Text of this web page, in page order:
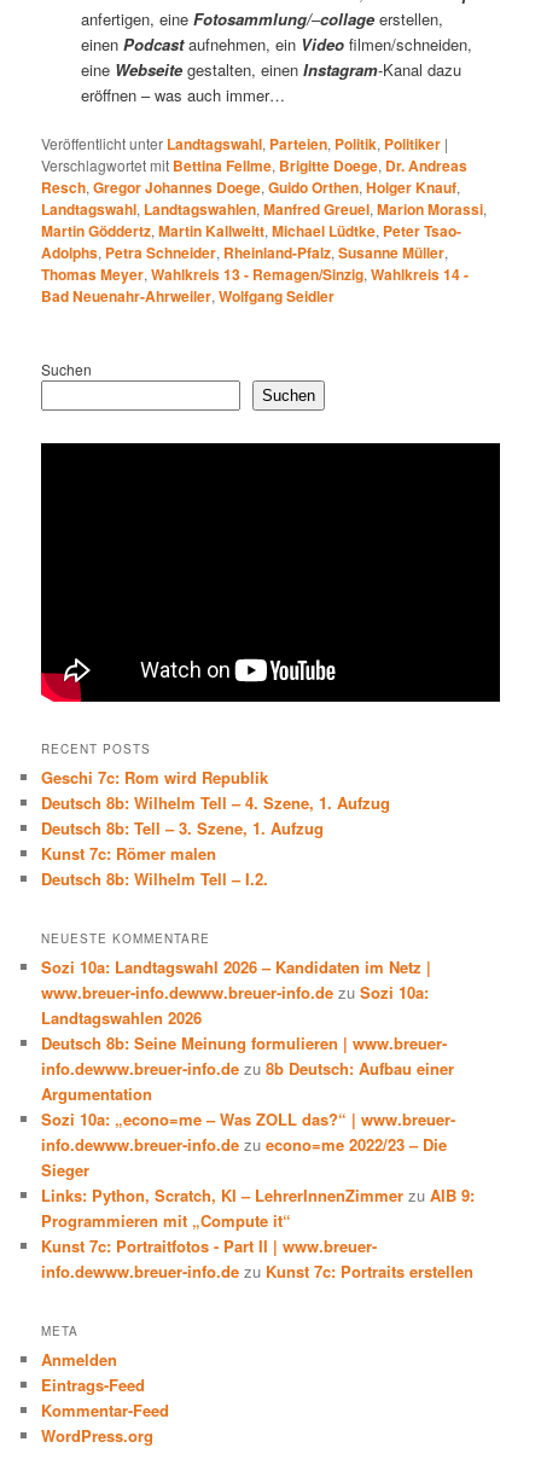
anfertigen, eine Fotosammlung/–collageerstellen,
einen Podcastaufnehmen, ein Videofilmen/schneiden,
eine Webseitegestalten, einen Instagram-Kanal dazu
eröffnen – was auch immer…
Veröffentlicht unter Landtagswahl, Parteien, Politik, Politiker |
Verschlagwortet mit Bettina Fellme, Brigitte Doege, Dr. Andreas
Resch,Gregor Johannes Doege,Guido Orthen,Holger Knauf,
Landtagswahl, Landtagswahlen,Manfred Greuel,Marion Morassi,
Martin Göddertz,Martin Kallweitt,Michael Lüdtke, Peter Tsao-
Adolphs, Petra Schneider, Rheinland-Pfalz,Susanne Müller,
Thomas Meyer,Wahlkreis 13 - Remagen/Sinzig,Wahlkreis 14 -
Bad Neuenahr-Ahrweiler,Wolfgang Seidler
Suchen
Suchen
RECENT POSTS
Geschi 7c: Rom wird Republik
Deutsch 8b: Wilhelm Tell – 4. Szene, 1. Aufzug
Deutsch 8b: Tell – 3. Szene, 1. Aufzug
Kunst 7c: Römer malen
Deutsch 8b: Wilhelm Tell – I.2.
NEUESTE KOMMENTARE
Sozi 10a: Landtagswahl 2026 – Kandidaten im Netz |
www.breuer-info.dewww.breuer-info.de zuSozi 10a:
Landtagswahlen 2026
Deutsch 8b: Seine Meinung formulieren | www.breuer-
info.dewww.breuer-info.de zu8b Deutsch: Aufbau einer
Argumentation
Sozi 10a: „econo=me – Was ZOLL das?“ | www.breuer-
info.dewww.breuer-info.de zuecono=me 2022/23 – Die
Sieger
Links: Python, Scratch, KI – LehrerInnenZimmer zuAIB 9:
Programmieren mit „Compute it“
Kunst 7c: Portraitfotos - Part II | www.breuer-
info.dewww.breuer-info.de zu Kunst 7c: Portraits erstellen
META
Anmelden
Eintrags-Feed
Kommentar-Feed
WordPress.org